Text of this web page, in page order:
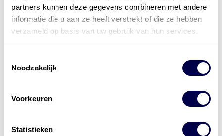
partners kunnen deze gegevens combineren met andere
informatie die u aan ze heeft verstrekt of die ze hebben
verzameld op basis van uw gebruik van hun services.
Noodzakelijk
Voorkeuren
Statistieken
laad- en accu oplossingen
Laadnetwerk